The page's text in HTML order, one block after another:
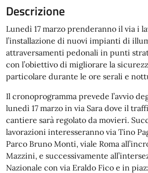
Descrizione
Lunedì 17 marzo prenderanno il via i
l’installazione di nuovi impianti di
attraversamenti pedonali in punti
con l’obiettivo di migliorare la
particolare durante le ore serali e
Il cronoprogramma prevede l’avvio
lunedì 17 marzo in via Sara dove il
cantiere sarà regolato da movieri.
lavorazioni interesseranno via Tino
Parco Bruno Monti, viale Roma
Mazzini, e successivamente
Nazionale con via Eraldo Fico e in